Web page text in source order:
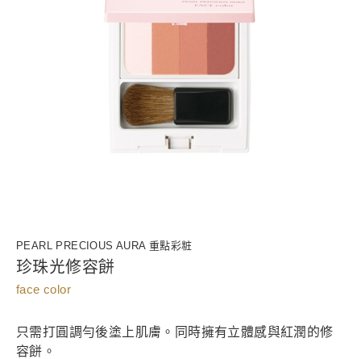
PEARL PRECIOUS AURA 重點彩粧
珍珠光修容餅
face color
只需打圓調勻後塗上肌膚。同時擁有立體感與紅潤的修
容餅。